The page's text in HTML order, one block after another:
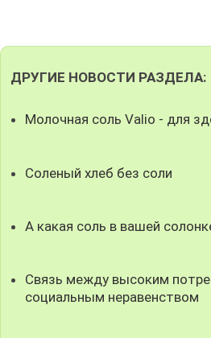
ДРУГИЕ НОВОСТИ РАЗДЕЛА:
Молочная соль Valio - для
Соленый хлеб без соли
А какая соль в вашей
Связь между высоким
социальным неравенством